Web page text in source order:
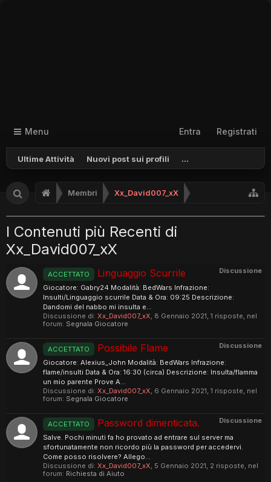
Menu
Ultime Attività Nuovi post sui profili ...
Entra Registrati
Membri Xx_David007_xX
I Contenuti più Recenti di
Xx_David007_xX
Discussione
ACCETTATO Linguaggio Scurrile
Giocatore: Gabry24 Modalità: BedWars Infrazione:
Insulti/Linguaggio scurrile Data & Ora: 09:25 Descrizione:
Dandomi del nabbo mi insulta e...
Discussione di: Xx_David007_xX, 8 Gennaio 2021, 1 risposte, nel
forum: Segnala Giocatore
Discussione
ACCETTATO Possibile Flame
Giocatore: Alexius_John Modalità: BedWars Infrazione:
flame/insulti Data & Ora: 16:30 (circa) Descrizione: Insulta/flamma
un mio parente Prove A...
Discussione di: Xx_David007_xX, 6 Gennaio 2021, 1 risposte, nel
forum: Segnala Giocatore
Discussione
ACCETTATO Password dimenticata.
Salve. Pochi minuti fa ho provato ad entrare sul server ma
sfortunatamente non ricordo più la password per accedervi.
Come posso risolvere? Allego...
Discussione di: Xx_David007_xX, 5 Gennaio 2021, 2 risposte, nel
forum: Richiesta di Aiuto